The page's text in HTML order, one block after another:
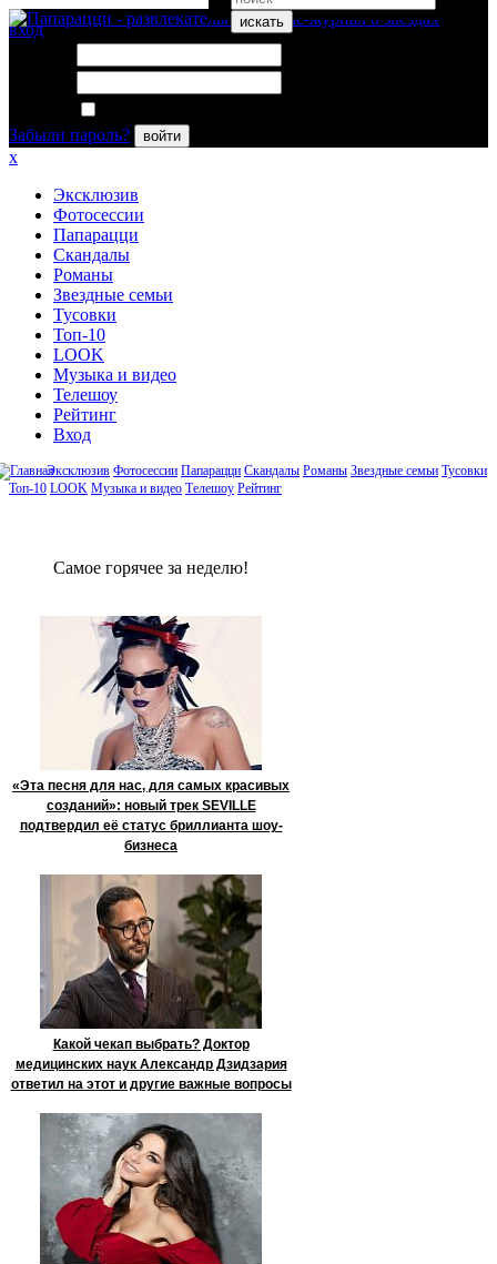
искать
вход
Забыли пароль?
войти
x
Эксклюзив
Фотосессии
Папарацци
Скандалы
Романы
Звездные семьи
Тусовки
Топ-10
LOOK
Музыка и видео
Телешоу
Рейтинг
Вход
Эксклюзив Фотосессии Папарацци Скандалы Романы Звездные семьи Тусовки
Топ-10 LOOK Музыка и видео Телешоу Рейтинг
Сaмое гoрячее за неделю!
«Эта песня для нас, для самых красивых
созданий»: новый трек SEVILLE
подтвердил её статус бриллианта шоу-
бизнеса
Какой чекап выбрать? Доктор
медицинских наук Александр Дзидзария
ответил на этот и другие важные вопросы